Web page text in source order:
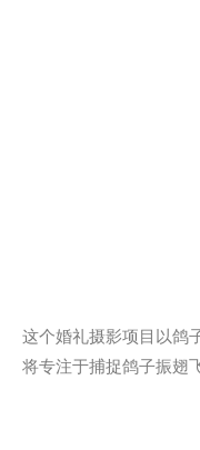
这个婚礼摄影项目以鸽
将专注于捕捉鸽子振翅